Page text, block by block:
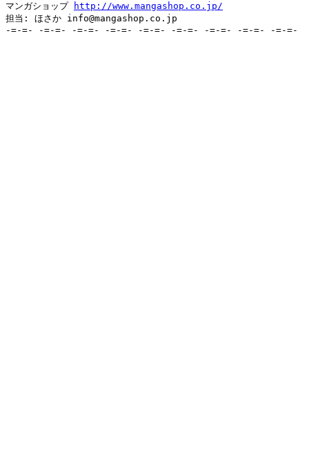
マンガショップ http://www.mangashop.co.jp/
担当: ほさか info@mangashop.co.jp
-=-=- -=-=- -=-=- -=-=- -=-=- -=-=- -=-=- -=-=- -=-=-